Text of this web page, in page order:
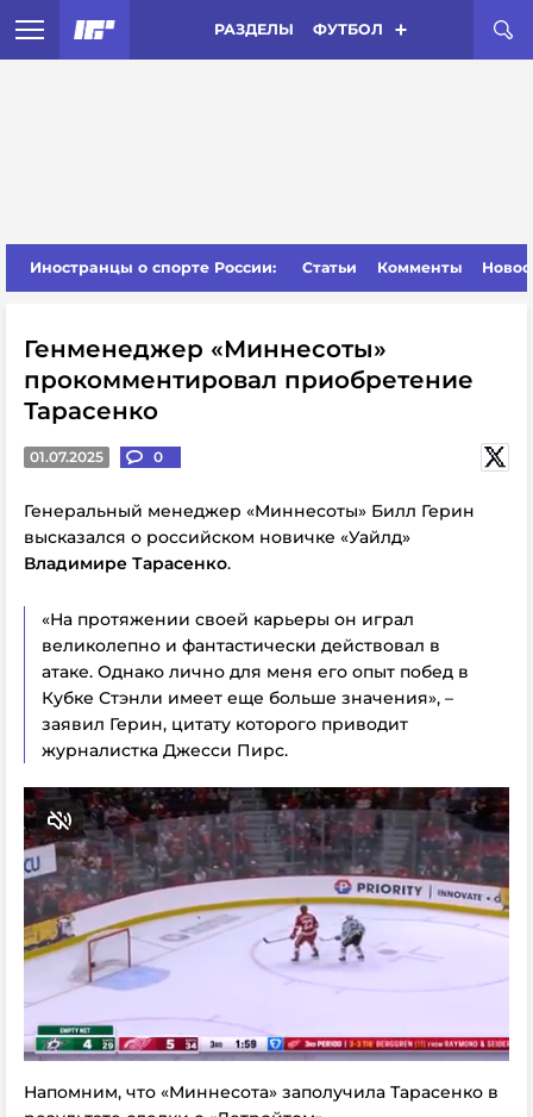
РАЗДЕЛЫ ФУТБОЛ
Иностранцы о спорте России: Статьи Комменты
Генменеджер «Миннесоты»
прокомментировал приобретение
Тарасенко
01.07.2025 0
Генеральный менеджер «Миннесоты» Билл Герин
высказался о российском новичке «Уайлд»
Владимире Тарасенко.
«На протяжении своей карьеры он играл
великолепно и фантастически действовал в
атаке. Однако лично для меня его опыт побед в
Кубке Стэнли имеет еще больше значения», –
заявил Герин, цитату которого приводит
журналистка Джесси Пирс.
Напомним, что «Миннесота» заполучила Тарасенко в